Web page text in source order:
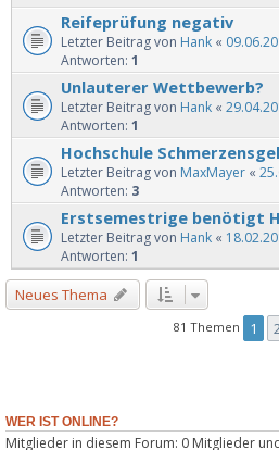
Reifeprüfung negativ
Letzter Beitrag von Hank «
Antworten: 1
Unlauterer Wettbewerb?
Letzter Beitrag von Hank «
Antworten: 1
Hochschule
Letzter Beitrag von MaxMayer «
Antworten: 3
Erstsemestrige benötigt
Letzter Beitrag von Hank «
Antworten: 1
Neues Thema
81 Themen 1
WER IST ONLINE?
Mitglieder in diesem Forum: 0 Mitglieder